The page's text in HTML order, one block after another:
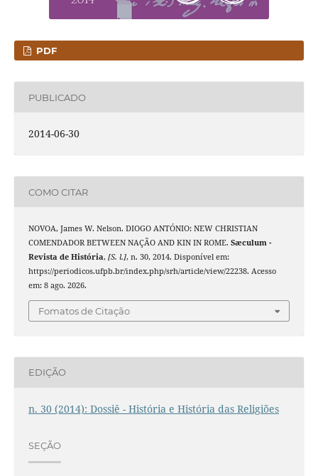
PDF
PUBLICADO
2014-06-30
COMO CITAR
NOVOA, James W. Nelson. DIOGO ANTÓNIO: NEW CHRISTIAN
COMENDADOR BETWEEN NAÇÃO AND KIN IN ROME. Sæculum -
Revista de História, [S. l.], n. 30, 2014. Disponível em:
https://periodicos.ufpb.br/index.php/srh/article/view/22238. Acesso
em: 8 ago. 2026.
Fomatos de Citação
EDIÇÃO
n. 30 (2014): Dossiê - História e História das Religiões
SEÇÃO